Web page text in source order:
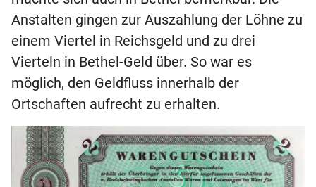
Anstalten gingen zur Auszahlung der Löhne zu
einem Viertel in Reichsgeld und zu drei
Vierteln in Bethel-Geld über. So war es
möglich, den Geldfluss innerhalb der
Ortschaften aufrecht zu erhalten.